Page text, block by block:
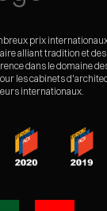
prix
alliant tradition et
dans le domaine
les cabinets
internationaux.